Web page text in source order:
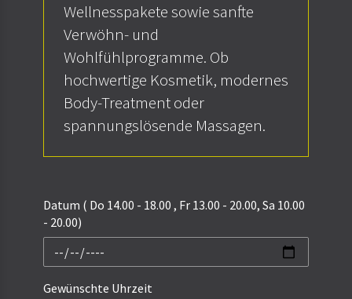
Wellnesspakete sowie sanfte
Verwöhn- und
Wohlfühlprogramme. Ob
hochwertige Kosmetik, modernes
Body-Treatment oder
spannungslösende Massagen.
Datum ( Do 14.00 - 18.00 , Fr 13.00 - 20.00, Sa 10.00
- 20.00)
Gewünschte Uhrzeit